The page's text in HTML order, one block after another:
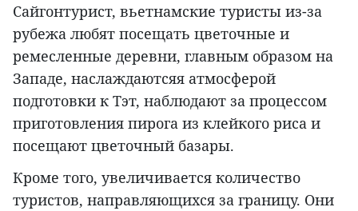
Сайгонтурист, вьетнамские туристы из-за
рубежа любят посещать цветочные и
ремесленные деревни, главным образом на
Западе, наслаждаютсяя атмосферой
подготовки к Тэт, наблюдают за процессом
приготовления пирога из клейкого риса и
посещают цветочный базары.
Кроме того, увеличивается количество
туристов, направляющихся за границу. Они